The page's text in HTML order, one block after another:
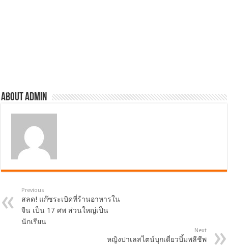
About admin
Previous
สลด! แก๊ซระเบิดที่ร้านอาหารใน
จีน เป็น 17 ศพ ส่วนใหญ่เป็น
นักเรียน
Next
หญิงปาเลสไตน์บุกเดี่ยวบึ้มพลีชีพ